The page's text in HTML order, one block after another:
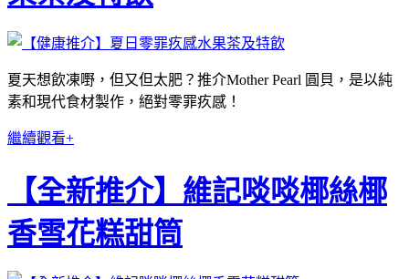
夏天想飲凍嘢，但又但太肥？推介Mother Pearl 圓貝，是以純
素和現代食材製作，絕對零罪疚感！
繼續觀看+
【全新推介】維記啖啖椰絲椰
香雪花糕甜筒